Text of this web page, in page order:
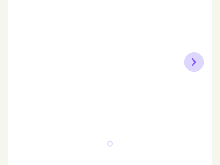
Previous
Next